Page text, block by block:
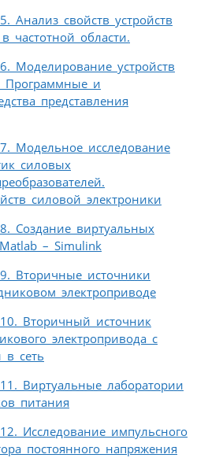
Анализ свойств устройств
частотной области.
Моделирование устройств
Программные и
представления
Модельное исследование
силовых
силовой электроники
Создание виртуальных
– Simulink
Вторичные источники
электроприводе
Вторичный источник
электропривода с
в сеть
Виртуальные лаборатории
питания
Исследование импульсного
постоянного напряжения